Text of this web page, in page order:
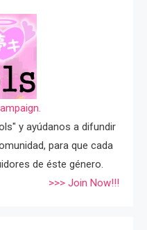
y ayúdanos a difundir
para que cada
de éste género.
>>> Join Now!!!